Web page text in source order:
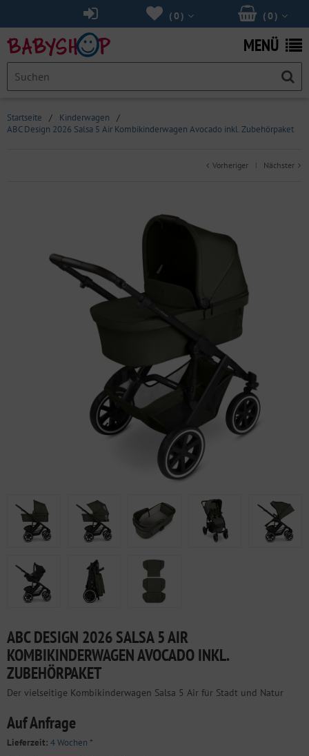
(0 )
(0 )
MENÜ
Startseite / Kinderwagen
/
ABC Design 2026 Salsa 5 Air Kombikinderwagen Avocado inkl. Zubehörpaket
Vorheriger | Nächster
ABC DESIGN 2026 SALSA 5 AIR
KOMBIKINDERWAGEN AVOCADO INKL.
ZUBEHÖRPAKET
Der vielseitige Kombikinderwagen Salsa 5 Air für Stadt und Natur
Auf Anfrage
Lieferzeit: 4 Wochen *